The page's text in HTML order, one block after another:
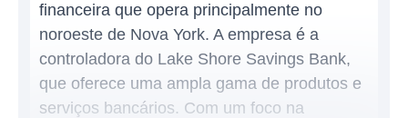
financeira que opera principalmente no
noroeste de Nova York. A empresa é a
controladora do Lake Shore Savings Bank,
que oferece uma ampla gama de produtos e
serviços bancários. Com um foco na